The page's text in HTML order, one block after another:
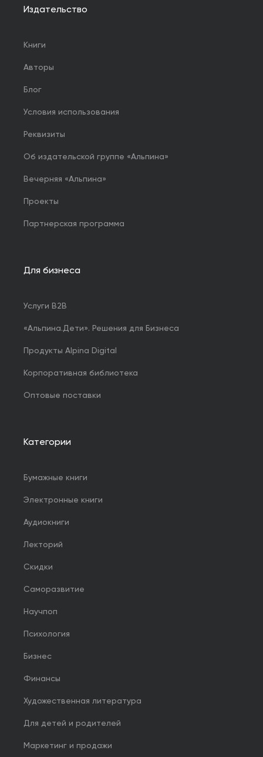
Издательство
Книги
Авторы
Блог
Условия использования
Реквизиты
Об издательской группе «Альпина»
Вечерняя «Альпина»
Проекты
Партнерская программа
Для бизнеса
Услуги B2B
«Альпина.Дети». Решения для Бизнеса
Продукты Alpina Digital
Корпоративная библиотека
Оптовые поставки
Категории
Бумажные книги
Электронные книги
Аудиокниги
Лекторий
Скидки
Саморазвитие
Научпоп
Психология
Бизнес
Финансы
Художественная литература
Для детей и родителей
Маркетинг и продажи